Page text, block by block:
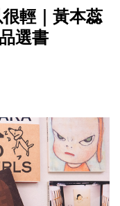
輕｜黃本蕊
選書